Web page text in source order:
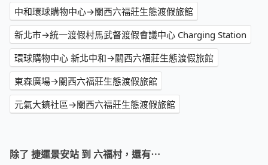
中和環球購物中心→關西六福莊生態渡假旅館
新北市→統一渡假村馬武督渡假會議中心 Charging Station
環球購物中心 新北中和→關西六福莊生態渡假旅館
東森廣場→關西六福莊生態渡假旅館
元氣大鎮社區→關西六福莊生態渡假旅館
除了 捷運景安站 到 六福村，還有⋯